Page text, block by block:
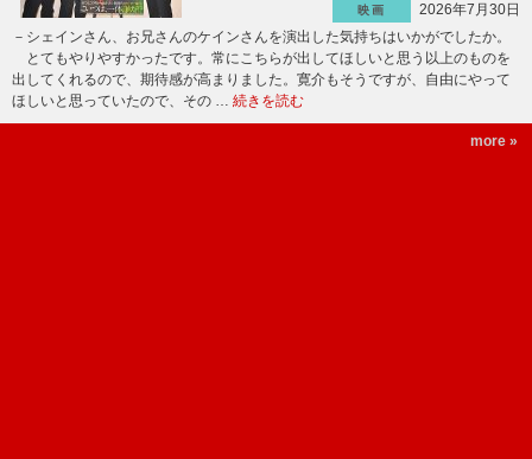
映画
2026年7月30日
－シェインさん、お兄さんのケインさんを演出した気持ちはいかがでしたか。
とてもやりやすかったです。常にこちらが出してほしいと思う以上のものを
出してくれるので、期待感が高まりました。寛介もそうですが、自由にやって
ほしいと思っていたので、その … 続きを読む
more »